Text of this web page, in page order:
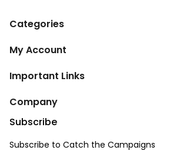
Categories
My Account
Important Links
Company
Subscribe
Subscribe to Catch the Campaigns